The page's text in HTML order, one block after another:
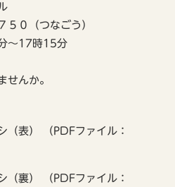
０（つなごう）
～17時15分
せんか。
（表） （PDFファイル：
（裏） （PDFファイル：